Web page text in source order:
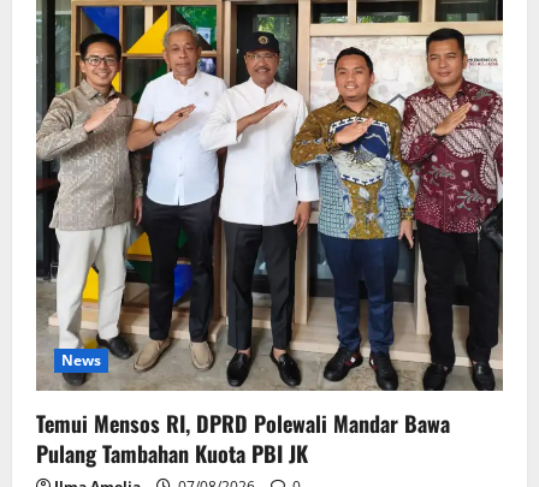
News
Temui Mensos RI, DPRD Polewali Mandar Bawa
Pulang Tambahan Kuota PBI JK